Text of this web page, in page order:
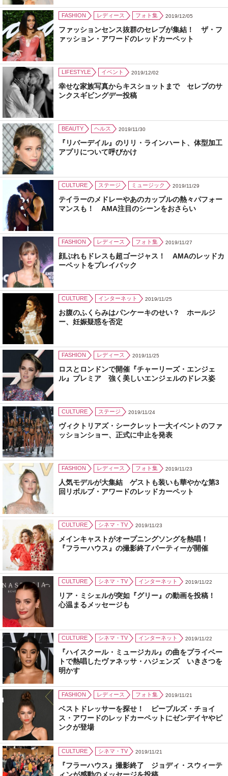
FASHION レディース フォト集 2019/12/05
ファッションセンス抜群のセレブが集結！ ザ・フ
ァッション・アワードのレッドカーペット
LIFESTYLE イベント 2019/12/02
幸せな家族写真からキスショットまで セレブのサ
ンクスギビングデー投稿
BEAUTY ヘルス 2019/11/30
『リバーデイル』のリリ・ラインハート、体型加工
アプリについて呼びかけ
CULTURE ステージ ミュージック 2019/11/29
テイラーのメドレーやあのカップルの熱々パフォー
マンスも！ AMA注目のシーンをおさらい
FASHION レディース フォト集 2019/11/27
顔ぶれもドレスも超ゴージャス！ AMAのレッドカ
ーペットをプレイバック
CULTURE インターネット 2019/11/25
お腹のふくらみはパンケーキのせい？ ホールジ
ー、妊娠疑惑を否定
FASHION レディース 2019/11/25
ロスとロンドンで開催『チャーリーズ・エンジェ
ル』プレミア 強く美しいエンジェルのドレス姿
CULTURE ステージ 2019/11/24
ヴィクトリアズ・シークレット一大イベントのファ
ッションショー、正式に中止を発表
FASHION レディース フォト集 2019/11/23
人気モデルが大集結 ゲストも装いも華やかな第3
回リボルブ・アワードのレッドカーペット
CULTURE シネマ・TV 2019/11/23
メインキャストがオープニングソングを熱唱！
『フラーハウス』の撮影終了パーティーが開催
CULTURE シネマ・TV インターネット 2019/11/22
リア・ミシェルが突如『グリー』の動画を投稿！
心温まるメッセージも
CULTURE シネマ・TV インターネット 2019/11/22
『ハイスクール・ミュージカル』の曲をプライベー
トで熱唱したヴァネッサ・ハジェンズ いきさつを
明かす
FASHION レディース フォト集 2019/11/21
ベストドレッサーを探せ！ ピープルズ・チョイ
ス・アワードのレッドカーペットにゼンデイヤやピ
ンクが登場
CULTURE シネマ・TV 2019/11/21
『フラーハウス』撮影終了 ジョディ・スウィーテ